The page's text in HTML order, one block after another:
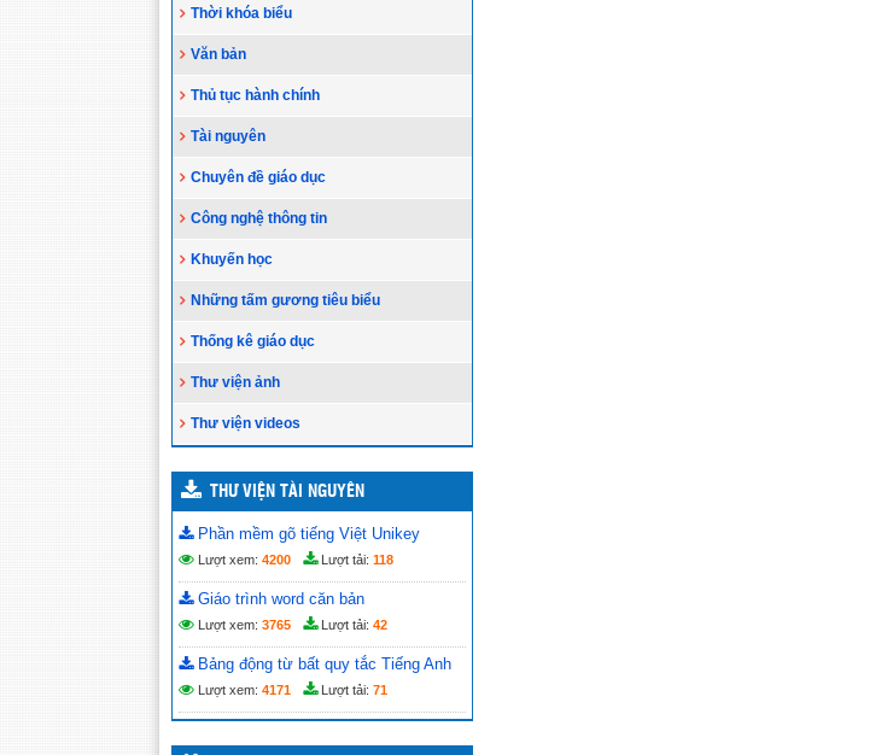
Thời khóa biểu
Văn bản
Thủ tục hành chính
Tài nguyên
Chuyên đề giáo dục
Công nghệ thông tin
Khuyến học
Những tấm gương tiêu biểu
Thống kê giáo dục
Thư viện ảnh
Thư viện videos
THƯ VIỆN TÀI NGUYÊN
Phần mềm gõ tiếng Việt Unikey
Lượt xem: 4200 Lượt tải: 118
Giáo trình word căn bản
Lượt xem: 3765 Lượt tải: 42
Bảng động từ bất quy tắc Tiếng Anh
Lượt xem: 4171 Lượt tải: 71